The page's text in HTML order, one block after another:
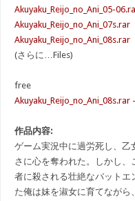
Akuyaku_Reijo_no_Ani_05-
Akuyaku_Reijo_no_Ani_07s.rar
Akuyaku_Reijo_no_Ani_08s.rar
(さらに…Files)
free
Akuyaku_Reijo_no_Ani_08s.rar
作品内容:
ゲーム実況中に過労死し、
さに心を奪われた。しかし
者に殺される壮絶なバットエ
た俺は妹を淑女に育てなが